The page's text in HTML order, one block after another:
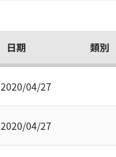
日期 類別
2020/04/27
2020/04/27